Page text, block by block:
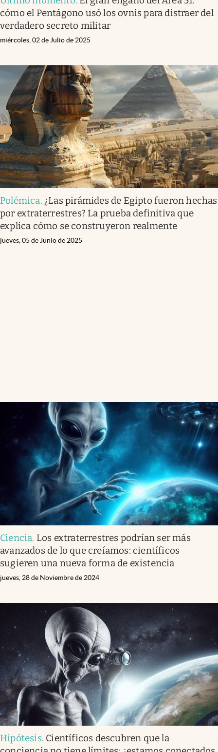
cómo el Pentágono usó los ovnis para distraer del
verdadero secreto militar
miércoles, 02 de Julio de 2025
Polémica. ¿Las pirámides de Egipto fueron hechas
por extraterrestres? La prueba definitiva que
explica cómo se construyeron realmente
jueves, 05 de Junio de 2025
Ciencia. Los extraterrestres podrían ser más
avanzados de lo que creíamos: científicos
sugieren una nueva forma de existencia
jueves, 28 de Noviembre de 2024
Hipótesis. Científicos descubren que la